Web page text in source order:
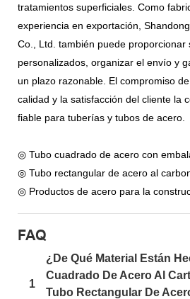
tratamientos superficiales. Como
experiencia en exportación,
Co., Ltd. también puede proporcionar
personalizados, organizar el envío y
un plazo razonable. El compromiso
calidad y la satisfacción del cliente la
fiable para tuberías y tubos de acero.
◎ Tubo cuadrado de acero con
◎ Tubo rectangular de acero al
◎ Productos de acero para la
FAQ
1
¿De Qué Material Están
Cuadrado De Acero Al
Tubo Rectangular De